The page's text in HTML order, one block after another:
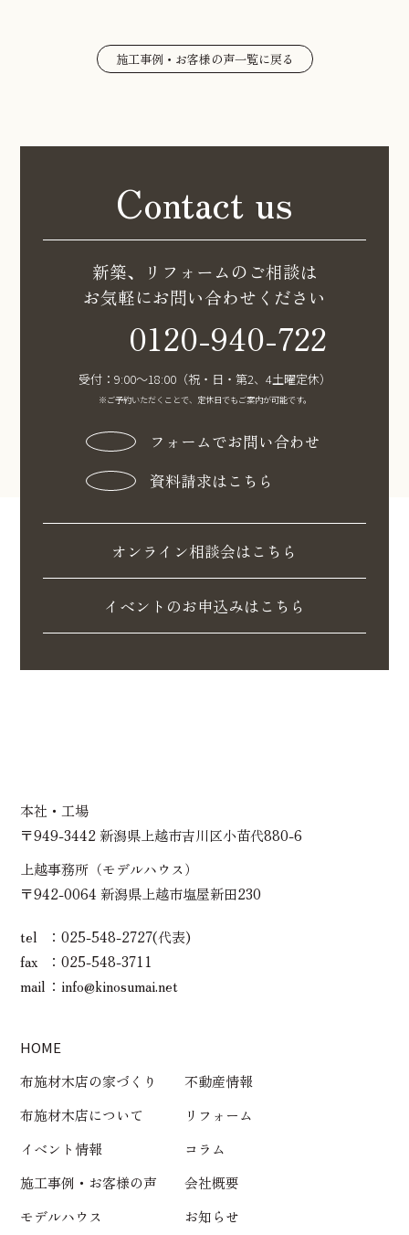
施工事例・お客様の声一覧に戻る
Contact us
新築、リフォームのご相談は
お気軽にお問い合わせください
0120-940-722
受付：9:00〜18:00（祝・日・第2、4土曜定休）
※ご予約いただくことで、定休日でもご案内が可能です。
フォームでお問い合わせ
資料請求はこちら
オンライン相談会はこちら
イベントのお申込みはこちら
本社・工場
〒949-3442 新潟県上越市吉川区小苗代880-6
上越事務所（モデルハウス）
〒942-0064 新潟県上越市塩屋新田230
tel
025-548-2727(代表)
fax
025-548-3711
mail
info@kinosumai.net
HOME
布施材木店の家づくり
布施材木店について
イベント情報
施工事例・お客様の声
モデルハウス
不動産情報
リフォーム
コラム
会社概要
お知らせ